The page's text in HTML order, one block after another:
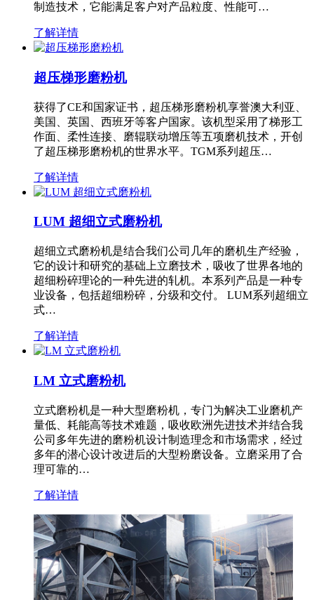
制造技术，它能满足客户对产品粒度、性能可…
了解详情
超压梯形磨粉机
获得了CE和国家证书，超压梯形磨粉机享誉澳大利亚、
美国、英国、西班牙等客户国家。该机型采用了梯形工
作面、柔性连接、磨辊联动增压等五项磨机技术，开创
了超压梯形磨粉机的世界水平。TGM系列超压…
了解详情
LUM 超细立式磨粉机
超细立式磨粉机是结合我们公司几年的磨机生产经验，
它的设计和研究的基础上立磨技术，吸收了世界各地的
超细粉碎理论的一种先进的轧机。本系列产品是一种专
业设备，包括超细粉碎，分级和交付。 LUM系列超细立
式…
了解详情
LM 立式磨粉机
立式磨粉机是一种大型磨粉机，专门为解决工业磨机产
量低、耗能高等技术难题，吸收欧洲先进技术并结合我
公司多年先进的磨粉机设计制造理念和市场需求，经过
多年的潜心设计改进后的大型粉磨设备。立磨采用了合
理可靠的…
了解详情